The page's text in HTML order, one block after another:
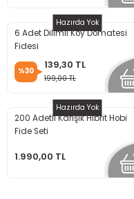
Hazırda Yok
6 Adet Dilimli Köy Domatesi
Fidesi
%30
139,30 TL
199,00 TL
Hazırda Yok
200 Adetli Karışık Hibrit Hobi
Fide Seti
1.990,00 TL